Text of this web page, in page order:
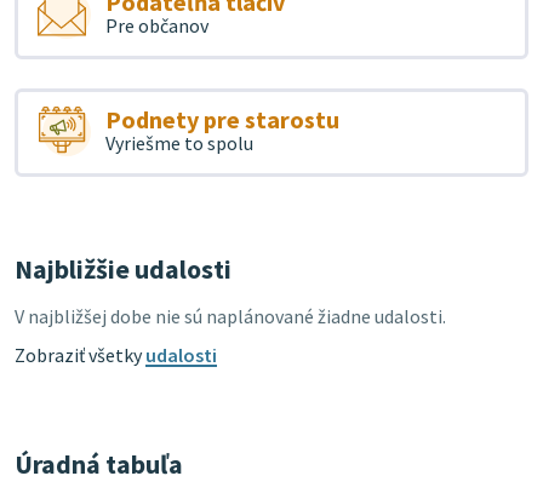
Pre občanov
Podnety pre starostu
Vyriešme to spolu
Najbližšie udalosti
V najbližšej dobe nie sú naplánované žiadne udalosti.
Zobraziť všetkyudalosti
Úradná tabuľa